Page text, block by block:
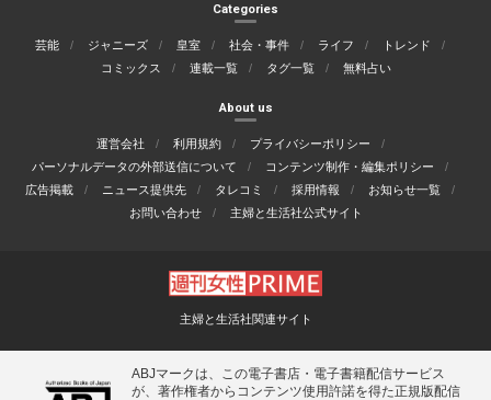
Categories
芸能 ジャニーズ 皇室 社会・事件 ライフ
トレンド
コミックス
連載一覧 タグ一覧 無料占い
About us
運営会社 利用規約
プライバシーポリシー
パーソナルデータの外部送信について
コンテンツ制作・編集ポリシー
広告掲載
ニュース提供先 タレコミ 採用情報
お知らせ一覧
お問い合わせ
主婦と生活社公式サイト
主婦と生活社関連サイト
ABJマークは、この電子書店・電子書籍配信サービス
が、著作権者からコンテンツ使用許諾を得た正規版配信